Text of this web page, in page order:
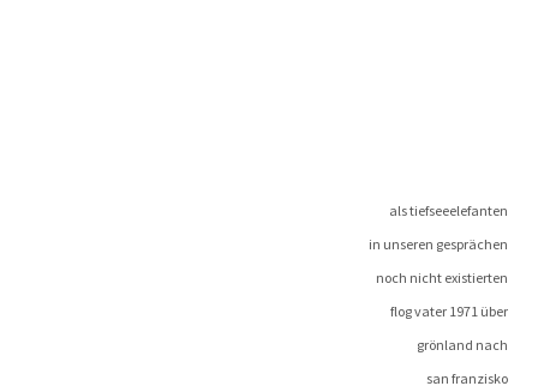
als tiefseeelefanten
in unse­ren gesprächen
noch nicht existierten
flog vater 1971 über
grön­land nach
san franzisko